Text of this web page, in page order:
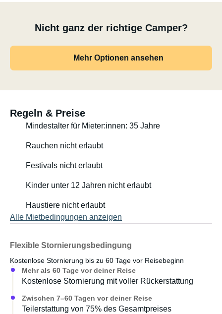
Nicht ganz der richtige Camper?
Mehr Optionen ansehen
Regeln & Preise
Mindestalter für Mieter:innen: 35 Jahre
Rauchen nicht erlaubt
Festivals nicht erlaubt
Kinder unter 12 Jahren nicht erlaubt
Haustiere nicht erlaubt
Alle Mietbedingungen anzeigen
Flexible Stornierungsbedingung
Kostenlose Stornierung bis zu 60 Tage vor Reisebeginn
Mehr als 60 Tage vor deiner Reise
Kostenlose Stornierung mit voller Rückerstattung
Zwischen 7–60 Tagen vor deiner Reise
Teilerstattung von 75% des Gesamtpreises